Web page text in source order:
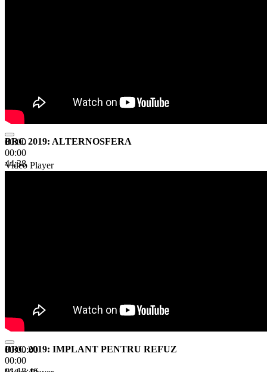
00:00
00:00
44:38
BRC 2019: ALTERNOSFERA
Video Player
00:00:00
00:00
BRC 2019: IMPLANT PENTRU REFUZ